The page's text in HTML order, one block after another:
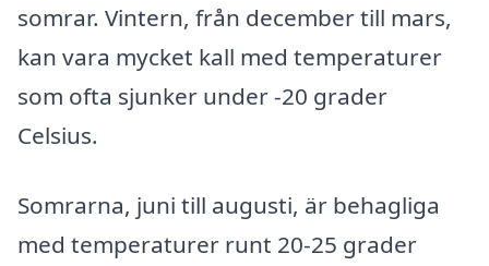
somrar. Vintern, från december till mars,
kan vara mycket kall med temperaturer
som ofta sjunker under -20 grader
Celsius.
Somrarna, juni till augusti, är behagliga
med temperaturer runt 20-25 grader